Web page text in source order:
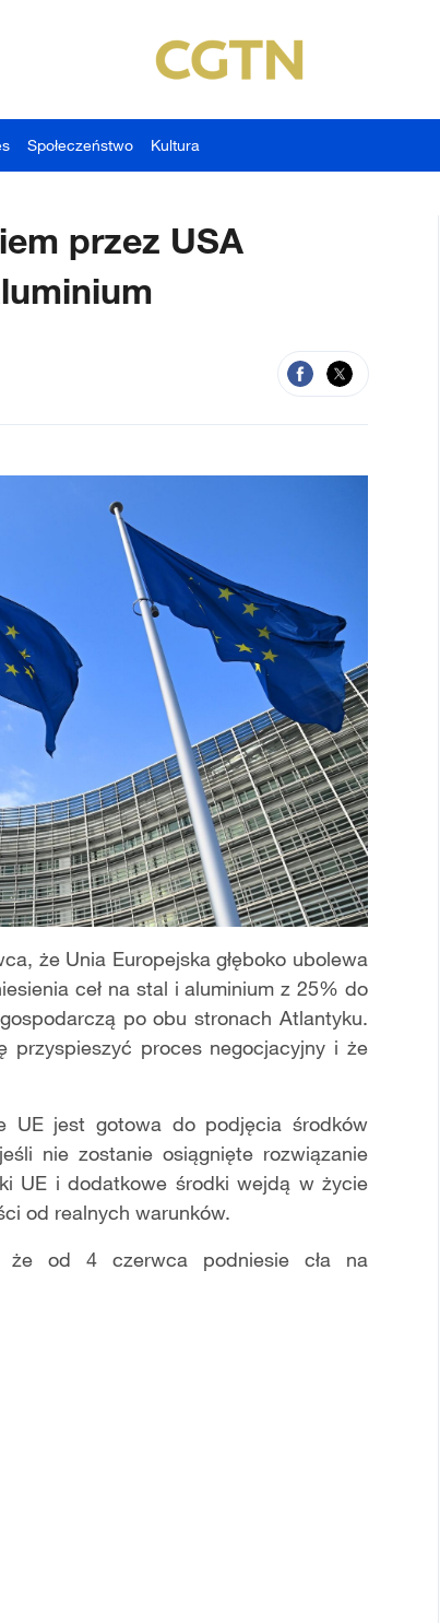
Społeczeństwo Kultura
przez USA
że Unia Europejska głęboko ubolewa
ceł na stal i aluminium z 25% do
po obu stronach Atlantyku.
przyspieszyć proces negocjacyjny i że
UE jest gotowa do podjęcia środków
nie zostanie osiągnięte rozwiązanie
UE i dodatkowe środki wejdą w życie
od realnych warunków.
że od 4 czerwca podniesie cła na